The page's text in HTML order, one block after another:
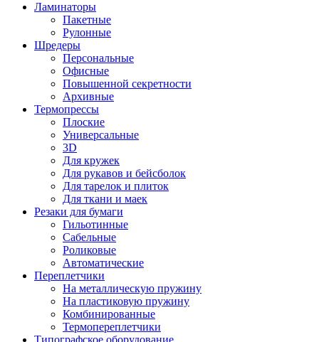
Ламинаторы
Пакетные
Рулонные
Шредеры
Персональные
Офисные
Повышенной секретности
Архивные
Термопрессы
Плоские
Универсальные
3D
Для кружек
Для рукавов и бейсболок
Для тарелок и плиток
Для ткани и маек
Резаки для бумаги
Гильотинные
Сабельные
Роликовые
Автоматические
Переплетчики
На металлическую пружину
На пластиковую пружину
Комбинированные
Термопереплетчики